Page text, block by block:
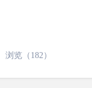
浏览（182）